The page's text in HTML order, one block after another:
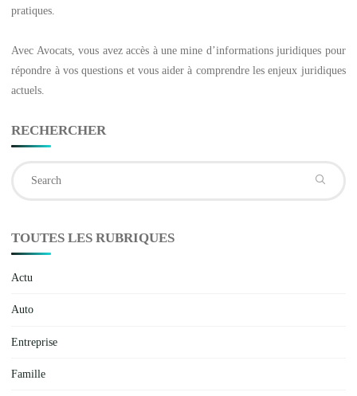
pratiques.
Avec Avocats, vous avez accès à une mine d’informations juridiques pour
répondre à vos questions et vous aider à comprendre les enjeux juridiques
actuels.
RECHERCHER
TOUTES LES RUBRIQUES
Actu
Auto
Entreprise
Famille